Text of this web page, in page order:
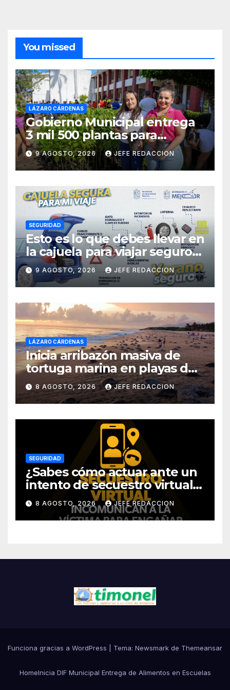
You missed
LÁZARO CÁRDENAS
Gobierno Municipal entrega
3 mil 500 plantas para
sumarse a la Jornada
Nacional de Reforestación
9 AGOSTO, 2026 JEFE REDACCION
SEGURIDAD
Esto es lo que debes llevar en
la cajuela para viajar seguro
por carretera
9 AGOSTO, 2026 JEFE REDACCION
LÁZARO CÁRDENAS
Inicia arribazón masiva de
tortuga marina en playas de
Michoacán
8 AGOSTO, 2026 JEFE REDACCION
SEGURIDAD
¿Sabes cómo actuar ante un
intento de secuestro virtual?
La SSP te guía para evitarlo
8 AGOSTO, 2026 JEFE REDACCION
Funciona gracias a WordPress Tema: Newsmark de Themeansar
HomeInicia DIF Municipal Entrega de Alimentos en Escuelas